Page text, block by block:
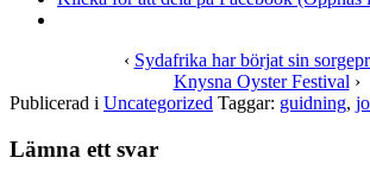
‹ Sydafrika har börjat sin
Knysna Oyster Festival ›
Publicerad i Uncategorized Taggar: guidning,
Lämna ett svar